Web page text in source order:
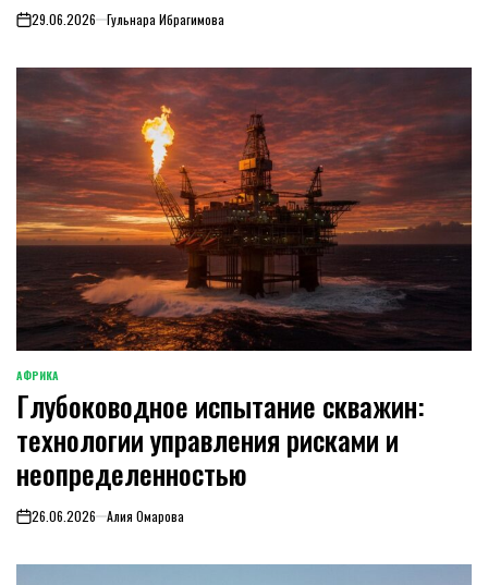
on29.06.2026 Гульнара Ибрагимова
ОПУБЛИКОВАНО
В
АФРИКА
Глубоководное испытание скважин:
технологии управления рисками и
неопределенностью
on26.06.2026 Алия Омарова